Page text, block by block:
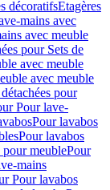
décoratifsEtagères
mains avec
avec meuble
pour Sets de
avec meuble
avec meuble
pour
Pour lave-
Pour lavabos
Pour lavabos
pour meublePour
mains
Pour lavabos